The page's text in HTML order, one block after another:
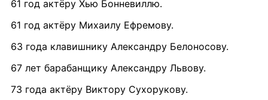
61 год актёру Хью Бонневиллю.
61 год актёру Михаилу Ефремову.
63 года клавишнику Александру Белоносову.
67 лет барабанщику Александру Львову.
73 года актёру Виктору Сухорукову.